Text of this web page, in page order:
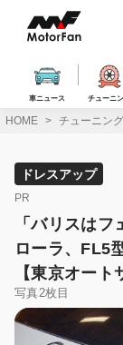
ス
車ニュース チューニ
HOME チューニン
ドレスアップ
PR
「バリスは
ローラ、FL5
【東京オート
写真2枚目